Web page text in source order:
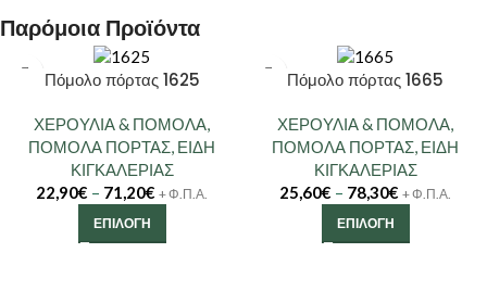
Παρόμοια Προϊόντα
Πόμολο πόρτας 1625
ΧΕΡΟΥΛΙΑ & ΠΟΜΟΛΑ,
ΠΟΜΟΛΑ ΠΟΡΤΑΣ, ΕΙΔΗ
ΚΙΓΚΑΛΕΡΙΑΣ
22,90€ – 71,20€ + Φ.Π.Α.
ΕΠΙΛΟΓΉ
Πόμολο πόρτας 1665
ΧΕΡΟΥΛΙΑ & ΠΟΜΟΛΑ,
ΠΟΜΟΛΑ ΠΟΡΤΑΣ, ΕΙΔΗ
ΚΙΓΚΑΛΕΡΙΑΣ
25,60€ – 78,30€ + Φ.Π.Α.
ΕΠΙΛΟΓΉ